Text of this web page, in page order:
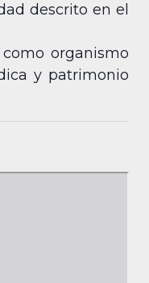
descrito en el
organismo
y patrimonio